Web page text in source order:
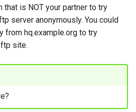
that is NOT your partner to try
server anonymously. You could
from hq.example.org to try
site.